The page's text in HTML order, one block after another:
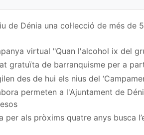
de Dénia una col·lecció de més
virtual "Quan l'alcohol ix del
gratuïta de barranquisme per a
des de hui els nius del
permeten a l'Ajuntament de
per als pròxims quatre anys busca